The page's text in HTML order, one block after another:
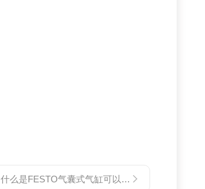
什么是FESTO气囊式气缸可以做到体积小行程长